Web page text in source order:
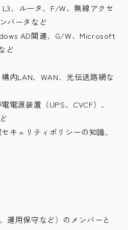
、ルータ、F/W、無線アクセ
バータなど
AD関連、G/W、Microsoft
ど
内LAN、WAN、光伝送路網な
電源装置（UPS、CVCF）、
キュリティポリシーの知識、
運用保守など）のメンバーと